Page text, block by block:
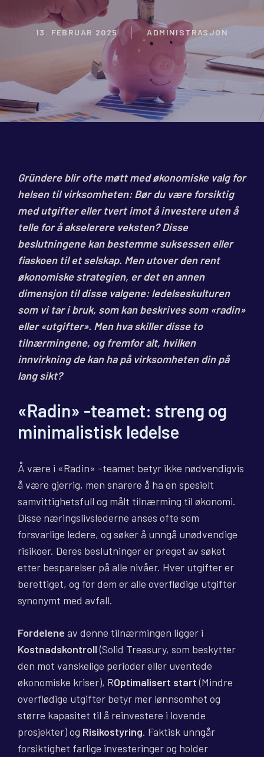
13. FEBRUAR 2025 ADMINISTRASJON
Gründere blir ofte møtt med økonomiske valg for
helsen til virksomheten: Bør du være forsiktig
med utgifter eller tvert imot å investere uten å
telle for å akselerere veksten? Disse
beslutningene kan bestemme suksessen eller
fiaskoen til et selskap. Men utover den rent
økonomiske strategien, er det en annen
dimensjon til disse valgene: ledelseskulturen
som vi tar i bruk, som kan beskrives som «radin»
eller «utgifter». Men hva skiller disse to
tilnærmingene, og fremfor alt, hvilken
innvirkning de kan ha på virksomheten din på
lang sikt?
«Radin» -teamet: streng og
minimalistisk ledelse
Å være i «Radin» -teamet betyr ikke nødvendigvis
å være gjerrig, men snarere å ha en spesielt
samvittighetsfull og målt tilnærming til økonomi.
Disse næringslivslederne anses ofte som
forsvarlige ledere, og søker å unngå unødvendige
risikoer. Deres beslutninger er preget av søket
etter besparelser på alle nivåer. Hver utgifter er
berettiget, og for dem er alle overflødige utgifter
synonymt med avfall.
Fordelene av denne tilnærmingen ligger i
Kostnadskontroll(Solid Treasury, som beskytter
den mot vanskelige perioder eller uventede
økonomiske kriser), ROptimalisert start(Mindre
overflødige utgifter betyr mer lønnsomhet og
større kapasitet til å reinvestere i lovende
prosjekter) og Risikostyring. Faktisk unngår
forsiktighet farlige investeringer og holder